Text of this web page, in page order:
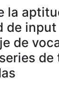
la
de input
de
de